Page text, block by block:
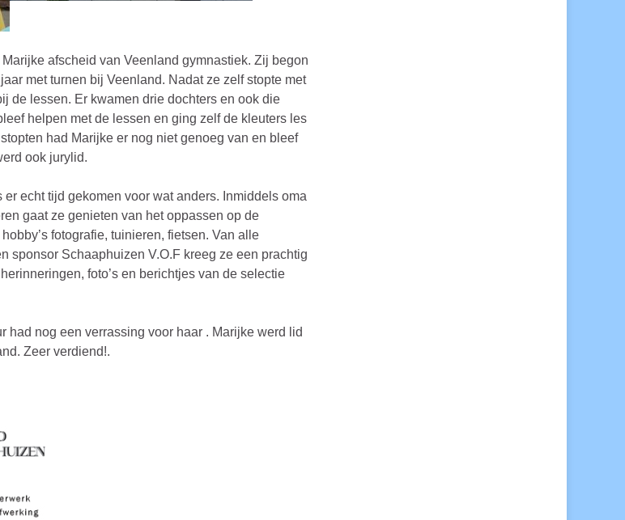
afscheid van Veenland gymnastiek. Zij begon
met turnen bij Veenland. Nadat ze zelf stopte met
de lessen. Er kwamen drie dochters en ook die
helpen met de lessen en ging zelf de kleuters les
had Marijke er nog niet genoeg van en bleef
ook jurylid.
er echt tijd gekomen voor wat anders. Inmiddels oma
gaat ze genieten van het oppassen op de
fotografie, tuinieren, fietsen. Van alle
sponsor Schaaphuizen V.O.F kreeg ze een prachtig
foto’s en berichtjes van de selectie
had nog een verrassing voor haar . Marijke werd lid
Zeer verdiend!.